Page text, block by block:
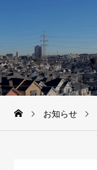
お知らせ
私たちについて
カフェ
イベント